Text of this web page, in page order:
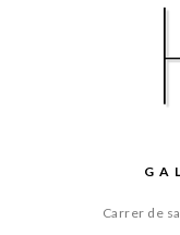
Carrer de